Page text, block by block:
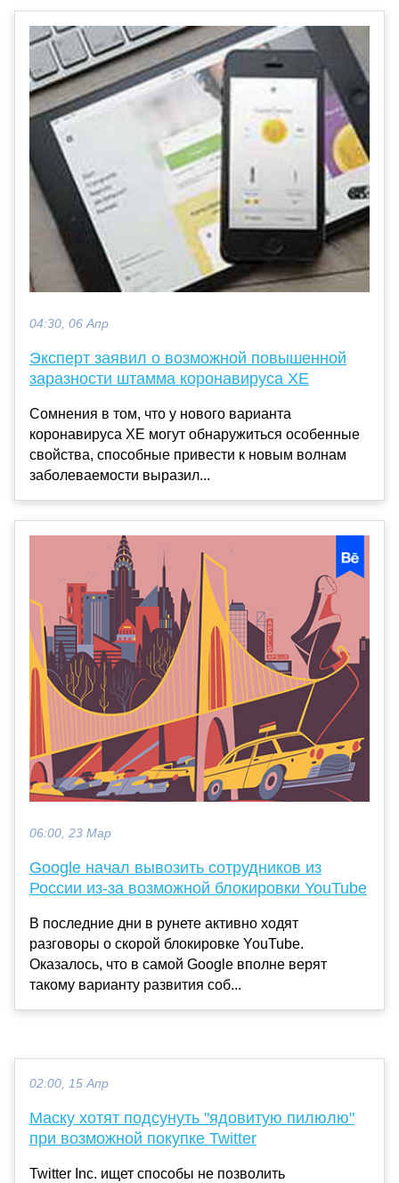
04:30, 06 Апр
Эксперт заявил о возможной повышенной
заразности штамма коронавируса XE
Сомнения в том, что у нового варианта
коронавируса ХЕ могут обнаружиться особенные
свойства, способные привести к новым волнам
заболеваемости выразил...
06:00, 23 Мар
Google начал вывозить сотрудников из
России из-за возможной блокировки YouTube
В последние дни в рунете активно ходят
разговоры о скорой блокировке YouTube.
Оказалось, что в самой Google вполне верят
такому варианту развития соб...
02:00, 15 Апр
Маску хотят подсунуть "ядовитую пилюлю"
при возможной покупке Twitter
Twitter Inc. ищет способы не позволить